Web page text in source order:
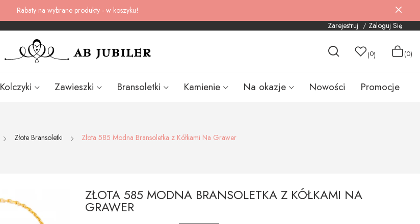
Rabaty na wybrane produkty - w koszyku!
Zarejestruj Zaloguj Się
(0) (0)
Kolczyki Zawieszki Bransoletki Kamienie Na okazje Nowości Promocje
Złote Bransoletki Złota 585 Modna Bransoletka z Kółkami Na Grawer
ZŁOTA 585 MODNA BRANSOLETKA Z KÓŁKAMI NA
GRAWER